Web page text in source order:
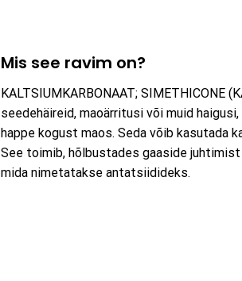
Mis see ravim on?
KALTSIUMKARBONAAT; SIMETHICONE
seedehäireid, maoärritusi või muid
happe kogust maos. Seda võib kasutada
See toimib, hõlbustades gaaside
mida nimetatakse antatsiidideks.